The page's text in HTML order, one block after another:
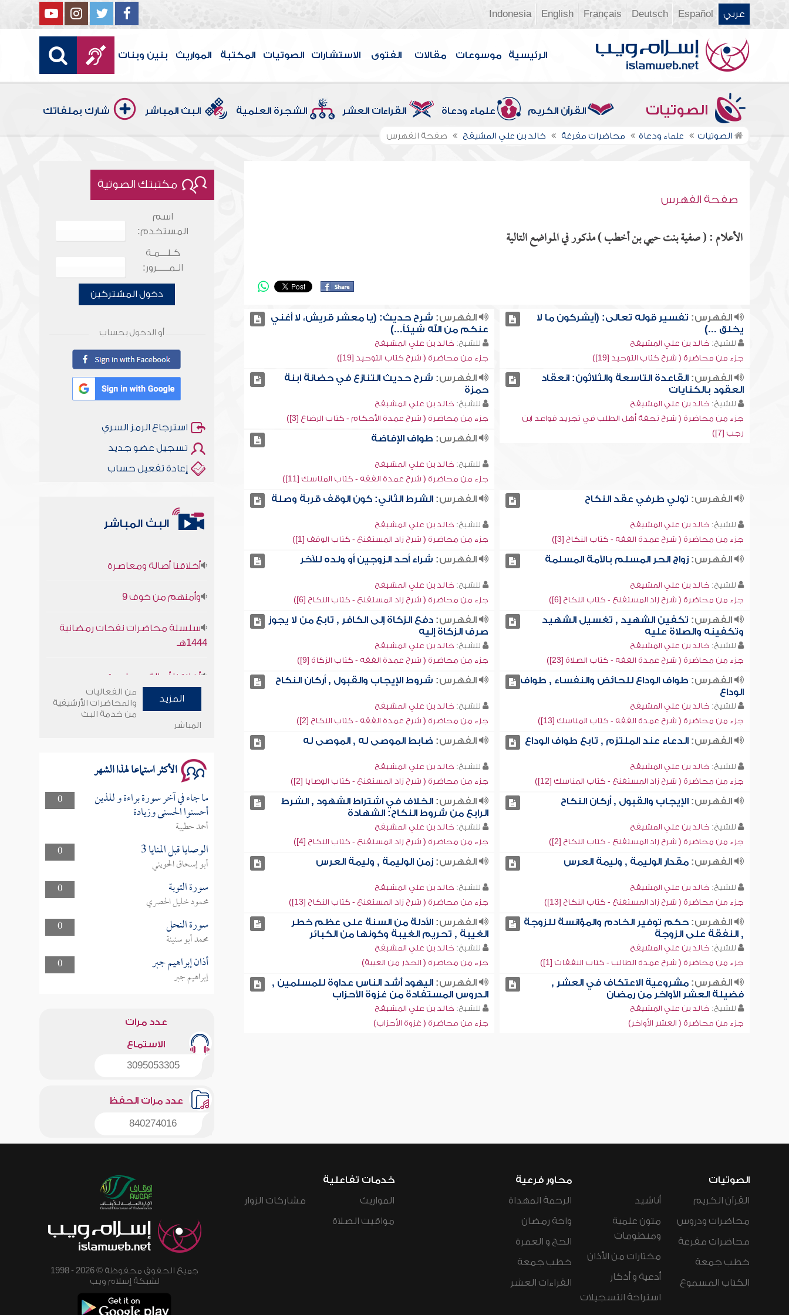
عربي Español
Deutsch
Français
English
Indonesia
الرئيسية موسوعات مقالات الفتوى الاستشارات الصوتيات المكتبة المواريث بنين وبنات
الصوتيات القرآن الكريم علماء ودعاة القراءات العشر الشجرة العلمية البث المباشر شارك بملفاتك
الصوتيات علماء ودعاة محاضرات مفرغة خالد بن علي المشيقح صفحة الفهرس
صفحة الفهرس
الأعلام : ( صفية بنت حيي بن أخطب ) مذكور في المواضع التالية
الفهرس: تفسير قوله تعالى: (أيشركون ما لا
يخلق ...)
للشيخ: خالد بن علي المشيقح
جزء من محاضرة ( شرح كتاب التوحيد [19])
الفهرس: شرح حديث: (يا معشر قريش، لا أغني
عنكم من الله شيئاً...)
للشيخ: خالد بن علي المشيقح
جزء من محاضرة ( شرح كتاب التوحيد [19])
الفهرس:القاعدة التاسعة والثلاثون: انعقاد
العقود بالكنايات
للشيخ: خالد بن علي المشيقح
جزء من محاضرة ( شرح تحفة أهل الطلب في تجريد قواعد ابن
رجب [7])
الفهرس: شرح حديث التنازع في حضانة ابنة
حمزة
للشيخ: خالد بن علي المشيقح
جزء من محاضرة ( شرح عمدة الأحكام - كتاب الرضاع [3])
الفهرس: طواف الإفاضة
للشيخ: خالد بن علي المشيقح
جزء من محاضرة ( شرح عمدة الفقه - كتاب المناسك [11])
الفهرس: تولي طرفي عقد النكاح
للشيخ: خالد بن علي المشيقح
جزء من محاضرة ( شرح عمدة الفقه - كتاب النكاح [3])
الفهرس: الشرط الثاني: كون الوقف قربة وصلة
للشيخ: خالد بن علي المشيقح
جزء من محاضرة ( شرح زاد المستقنع - كتاب الوقف [1])
الفهرس:زواج الحر المسلم بالأمة المسلمة
للشيخ: خالد بن علي المشيقح
جزء من محاضرة ( شرح زاد المستقنع - كتاب النكاح [6])
الفهرس: شراء أحد الزوجين أو ولده للآخر
للشيخ: خالد بن علي المشيقح
جزء من محاضرة ( شرح زاد المستقنع - كتاب النكاح [6])
الفهرس: تكفين الشهيد , تغسيل الشهيد
وتكفينه والصلاة عليه
للشيخ: خالد بن علي المشيقح
جزء من محاضرة ( شرح عمدة الفقه - كتاب الصلاة [23])
الفهرس: دفع الزكاة إلى الكافر , تابع من لا يجوز
صرف الزكاة إليه
للشيخ: خالد بن علي المشيقح
جزء من محاضرة ( شرح عمدة الفقه - كتاب الزكاة [9])
الفهرس: طواف الوداع للحائض والنفساء , طواف
الوداع
للشيخ: خالد بن علي المشيقح
جزء من محاضرة ( شرح عمدة الفقه - كتاب المناسك [13])
الفهرس: شروط الإيجاب والقبول , أركان النكاح
للشيخ: خالد بن علي المشيقح
جزء من محاضرة ( شرح عمدة الفقه - كتاب النكاح [2])
الفهرس:الدعاء عند الملتزم , تابع طواف الوداع
للشيخ: خالد بن علي المشيقح
جزء من محاضرة ( شرح زاد المستقنع - كتاب المناسك [12])
الفهرس: ضابط الموصى له , الموصى له
للشيخ: خالد بن علي المشيقح
جزء من محاضرة ( شرح زاد المستقنع - كتاب الوصايا [2])
الفهرس:الإيجاب والقبول , أركان النكاح
للشيخ: خالد بن علي المشيقح
جزء من محاضرة ( شرح زاد المستقنع - كتاب النكاح [2])
الفهرس: الخلاف في اشتراط الشهود , الشرط
الرابع من شروط النكاح: الشهادة
للشيخ: خالد بن علي المشيقح
جزء من محاضرة ( شرح زاد المستقنع - كتاب النكاح [4])
الفهرس:مقدار الوليمة , وليمة العرس
للشيخ: خالد بن علي المشيقح
جزء من محاضرة ( شرح زاد المستقنع - كتاب النكاح [13])
الفهرس: زمن الوليمة , وليمة العرس
للشيخ: خالد بن علي المشيقح
جزء من محاضرة ( شرح زاد المستقنع - كتاب النكاح [13])
الفهرس:حكم توفير الخادم والمؤانسة للزوجة
, النفقة على الزوجة
للشيخ: خالد بن علي المشيقح
جزء من محاضرة ( شرح عمدة الطالب - كتاب النفقات [1])
الفهرس: الأدلة من السنة على عظم خطر
الغيبة , تحريم الغيبة وكونها من الكبائر
للشيخ: خالد بن علي المشيقح
جزء من محاضرة ( الحذر من الغيبة)
الفهرس:مشروعية الاعتكاف في العشر ,
فضيلة العشر الأواخر من رمضان
للشيخ: خالد بن علي المشيقح
جزء من محاضرة ( العشر الأواخر)
الفهرس: اليهود أشد الناس عداوة للمسلمين ,
الدروس المستفادة من غزوة الأحزاب
للشيخ: خالد بن علي المشيقح
جزء من محاضرة ( غزوة الأحزاب)
مكتبتك الصوتية
اسم
المستخدم:
كـلـــمـة
الـمـــــرور:
دخول المشتركين
أو الدخول بحساب
استرجاع الرمز السري
تسجيل عضو جديد
إعادة تفعيل حساب
البث المباشر
1444هـ
وأمنهم من خوف 9
سلسلة محاضرات نفحات رمضانية
المزيد
من الفعاليات
والمحاضرات الأرشيفية
من خدمة البث
المباشر
الأكثر استماعا لهذا الشهر
0 ما جاء في آخر سورة براءة و للذين
أحسنوا الحسنى وزيادة
أحمد حطيبة
0
الوصايا قبل المنايا 3
أبو إسحاق الحويني
0
سورة التوبة
محمود خليل الحصري
0
سورة النحل
محمد أبو سنينة
0
أذان إبراهيم جبر
إبراهيم جبر
عدد مرات
الاستماع
3095053305
عدد مرات الحفظ
840274016
الصوتيات
القرآن الكريم
محاضرات ودروس
محاضرات مفرغة
خطب جمعة
الكتاب المسموع
أناشيد
متون علمية
ومنظومات
مختارات من الأذان
أدعية و أذكار
استراحة التسجيلات
محاور فرعية
الرحمة المهداة
واحة رمضان
الحج و العمرة
خطب جمعة
القراءات العشر
خدمات تفاعلية
المواريث
مواقيت الصلاة
مشاركات الزوار
جميع الحقوق محفوظة © 2026 - 1998
لشبكة إسلام ويب